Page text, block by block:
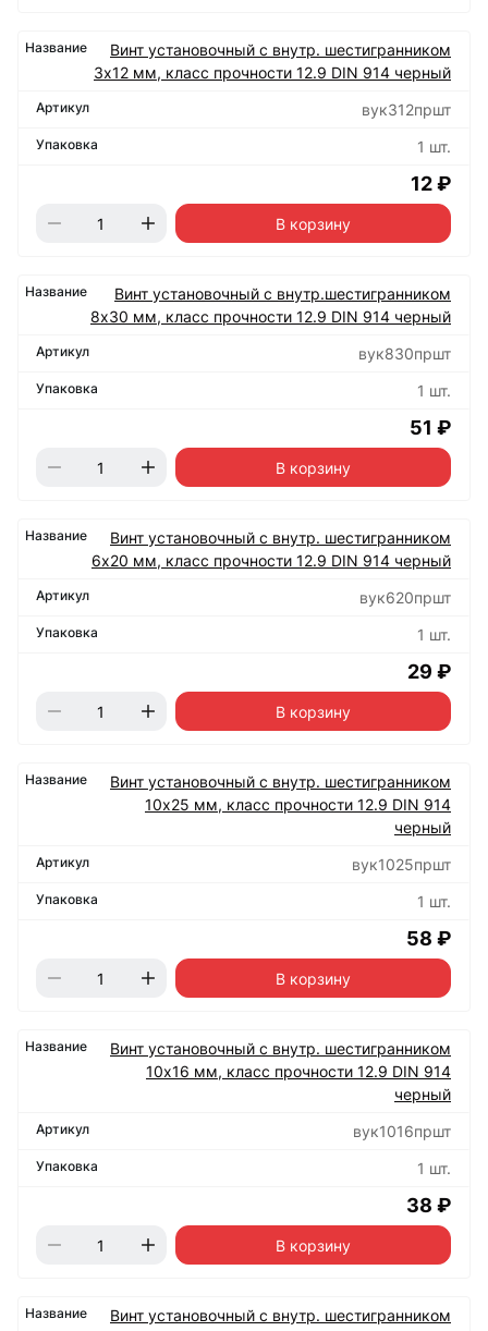
Винт установочный с внутр. шестигранником
3х12 мм, класс прочности 12.9 DIN 914 черный
вук312пршт
1 шт.
12 ₽
В корзину
Винт установочный с внутр.шестигранником
8х30 мм, класс прочности 12.9 DIN 914 черный
вук830пршт
1 шт.
51 ₽
В корзину
Винт установочный с внутр. шестигранником
6х20 мм, класс прочности 12.9 DIN 914 черный
вук620пршт
1 шт.
29 ₽
В корзину
Винт установочный с внутр. шестигранником
10х25 мм, класс прочности 12.9 DIN 914
черный
вук1025пршт
1 шт.
58 ₽
В корзину
Винт установочный с внутр. шестигранником
10х16 мм, класс прочности 12.9 DIN 914
черный
вук1016пршт
1 шт.
38 ₽
В корзину
Винт установочный с внутр. шестигранником